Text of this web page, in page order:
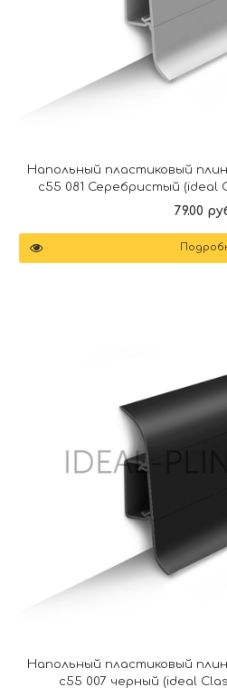
Напольный пластиковый
c55 081 Серебристый (ideal
79.00
Напольный пластиковый
c55 007 черный (ideal